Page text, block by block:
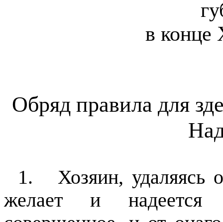
в конце
Обряд правила для
1.
Хозяин, удаляясь
желает и надеется